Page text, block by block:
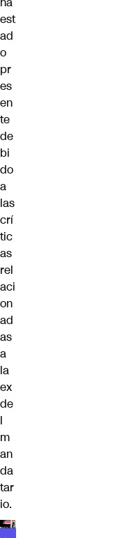
est
ad
o
pr
es
en
te
de
bi
do
a
las
crí
tic
as
rel
aci
on
ad
as
a
la
ex
de
l
m
an
da
tar
io.